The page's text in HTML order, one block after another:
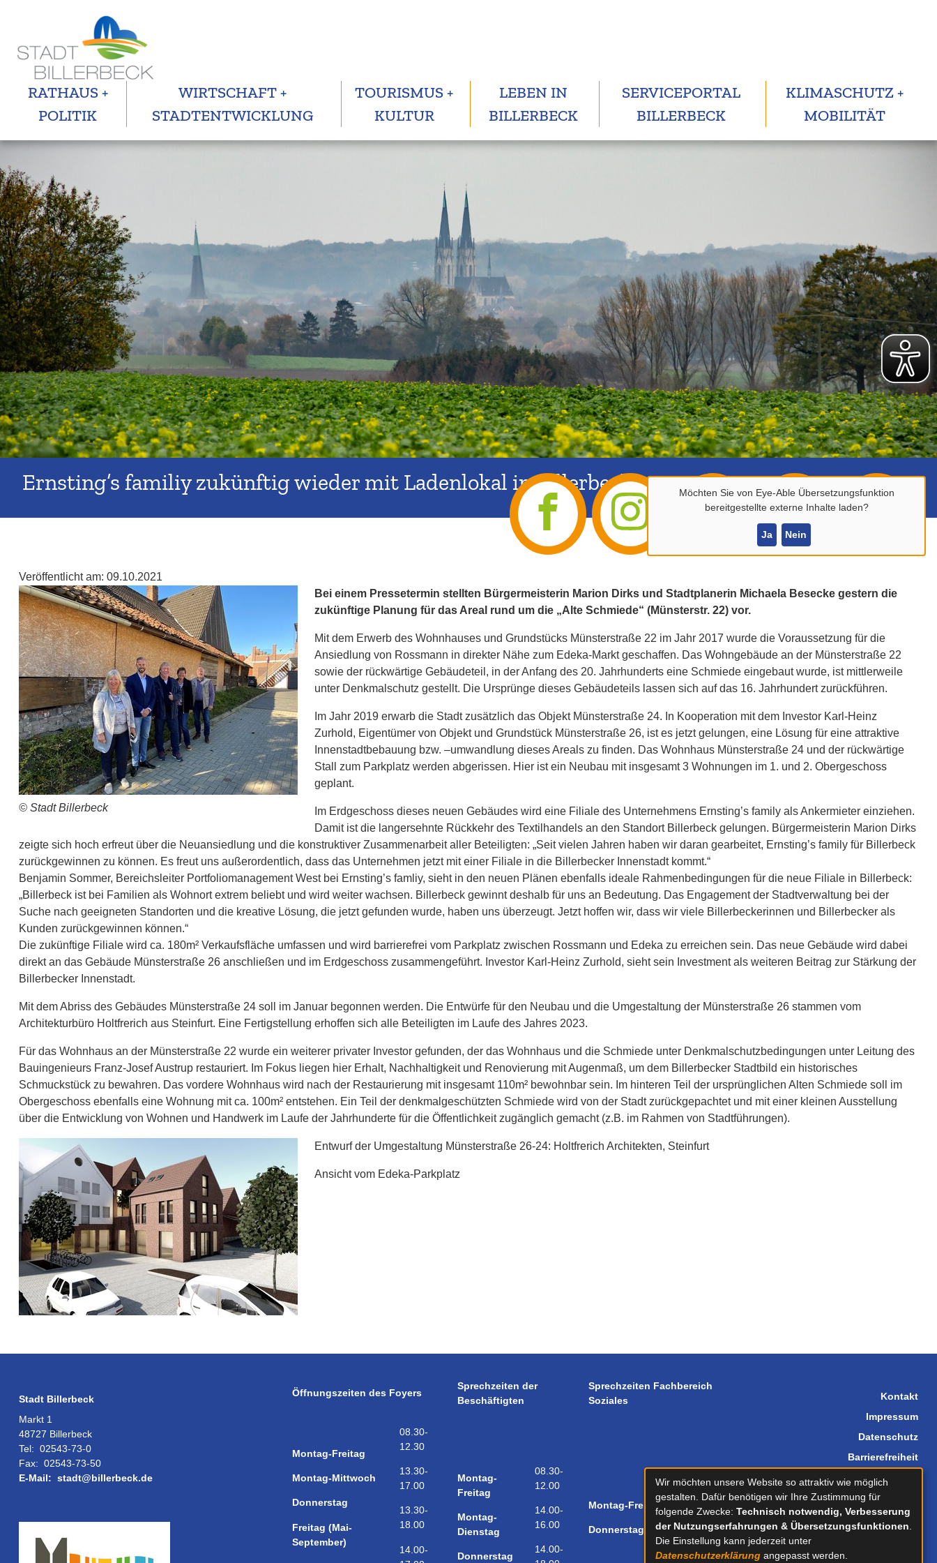
Möchten Sie von Eye-Able Übersetzungsfunktion
bereitgestellte externe Inhalte laden?
Ja Nein
RATHAUS +
POLITIK
WIRTSCHAFT +
STADTENTWICKLUNG
TOURISMUS +
KULTUR
LEBEN IN
BILLERBECK
SERVICEPORTAL
BILLERBECK
KLIMASCHUTZ +
MOBILITÄT
Ernsting’s familiy zukünftig wieder mit Ladenlokal in Billerbeck
Veröffentlicht am: 09.10.2021
© Stadt Billerbeck
Bei einem Pressetermin stellten Bürgermeisterin Marion Dirks und Stadtplanerin Michaela Besecke gestern die
zukünftige Planung für das Areal rund um die „Alte Schmiede“ (Münsterstr. 22) vor.
Mit dem Erwerb des Wohnhauses und Grundstücks Münsterstraße 22 im Jahr 2017 wurde die Voraussetzung für die
Ansiedlung von Rossmann in direkter Nähe zum Edeka-Markt geschaffen. Das Wohngebäude an der Münsterstraße 22
sowie der rückwärtige Gebäudeteil, in der Anfang des 20. Jahrhunderts eine Schmiede eingebaut wurde, ist mittlerweile
unter Denkmalschutz gestellt. Die Ursprünge dieses Gebäudeteils lassen sich auf das 16. Jahrhundert zurückführen.
Im Jahr 2019 erwarb die Stadt zusätzlich das Objekt Münsterstraße 24. In Kooperation mit dem Investor Karl-Heinz
Zurhold, Eigentümer von Objekt und Grundstück Münsterstraße 26, ist es jetzt gelungen, eine Lösung für eine attraktive
Innenstadtbebauung bzw. –umwandlung dieses Areals zu finden. Das Wohnhaus Münsterstraße 24 und der rückwärtige
Stall zum Parkplatz werden abgerissen. Hier ist ein Neubau mit insgesamt 3 Wohnungen im 1. und 2. Obergeschoss
geplant.
Im Erdgeschoss dieses neuen Gebäudes wird eine Filiale des Unternehmens Ernsting’s family als Ankermieter einziehen.
Damit ist die langersehnte Rückkehr des Textilhandels an den Standort Billerbeck gelungen. Bürgermeisterin Marion Dirks
zeigte sich hoch erfreut über die Neuansiedlung und die konstruktiver Zusammenarbeit aller Beteiligten: „Seit vielen Jahren haben wir daran gearbeitet, Ernsting’s family für Billerbeck
zurückgewinnen zu können. Es freut uns außerordentlich, dass das Unternehmen jetzt mit einer Filiale in die Billerbecker Innenstadt kommt.“
Benjamin Sommer, Bereichsleiter Portfoliomanagement West bei Ernsting’s famliy, sieht in den neuen Plänen ebenfalls ideale Rahmenbedingungen für die neue Filiale in Billerbeck:
„Billerbeck ist bei Familien als Wohnort extrem beliebt und wird weiter wachsen. Billerbeck gewinnt deshalb für uns an Bedeutung. Das Engagement der Stadtverwaltung bei der
Suche nach geeigneten Standorten und die kreative Lösung, die jetzt gefunden wurde, haben uns überzeugt. Jetzt hoffen wir, dass wir viele Billerbeckerinnen und Billerbecker als
Kunden zurückgewinnen können.“
Die zukünftige Filiale wird ca. 180m² Verkaufsfläche umfassen und wird barrierefrei vom Parkplatz zwischen Rossmann und Edeka zu erreichen sein. Das neue Gebäude wird dabei
direkt an das Gebäude Münsterstraße 26 anschließen und im Erdgeschoss zusammengeführt. Investor Karl-Heinz Zurhold, sieht sein Investment als weiteren Beitrag zur Stärkung der
Billerbecker Innenstadt.
Mit dem Abriss des Gebäudes Münsterstraße 24 soll im Januar begonnen werden. Die Entwürfe für den Neubau und die Umgestaltung der Münsterstraße 26 stammen vom
Architekturbüro Holtfrerich aus Steinfurt. Eine Fertigstellung erhoffen sich alle Beteiligten im Laufe des Jahres 2023.
Für das Wohnhaus an der Münsterstraße 22 wurde ein weiterer privater Investor gefunden, der das Wohnhaus und die Schmiede unter Denkmalschutzbedingungen unter Leitung des
Bauingenieurs Franz-Josef Austrup restauriert. Im Fokus liegen hier Erhalt, Nachhaltigkeit und Renovierung mit Augenmaß, um dem Billerbecker Stadtbild ein historisches
Schmuckstück zu bewahren. Das vordere Wohnhaus wird nach der Restaurierung mit insgesamt 110m² bewohnbar sein. Im hinteren Teil der ursprünglichen Alten Schmiede soll im
Obergeschoss ebenfalls eine Wohnung mit ca. 100m² entstehen. Ein Teil der denkmalgeschützten Schmiede wird von der Stadt zurückgepachtet und mit einer kleinen Ausstellung
über die Entwicklung von Wohnen und Handwerk im Laufe der Jahrhunderte für die Öffentlichkeit zugänglich gemacht (z.B. im Rahmen von Stadtführungen).
Entwurf der Umgestaltung Münsterstraße 26-24: Holtfrerich Architekten, Steinfurt
Ansicht vom Edeka-Parkplatz
Stadt Billerbeck
Markt 1
48727 Billerbeck
Tel: 02543-73-0
Fax: 02543-73-50
E-Mail: stadt@billerbeck.de
Öffnungszeiten des Foyers
Sprechzeiten der
Beschäftigten
Sprechzeiten Fachbereich
Soziales
Montag-Freitag
Montag-Mittwoch
Donnerstag
Freitag (Mai-
September)
08.30-
12.30
13.30-
17.00
13.30-
18.00
14.00-
Montag-
Freitag
Montag-
Dienstag
Donnerstag
08.30-
12.00
14.00-
16.00
14.00-
Montag-Freitag
Donnerstag 14.00-18.00
Kontakt
Impressum
Datenschutz
Barrierefreiheit
Sitemap
Wir möchten unsere Website so attraktiv wie möglich
gestalten. Dafür benötigen wir Ihre Zustimmung für
folgende Zwecke: Technisch notwendig, Verbesserung
der Nutzungserfahrungen & Übersetzungsfunktionen.
Die Einstellung kann jederzeit unter
Datenschutzerklärung angepasst werden.